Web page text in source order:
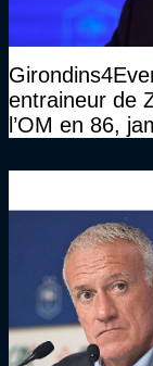
entraineur de
l’OM en 86,